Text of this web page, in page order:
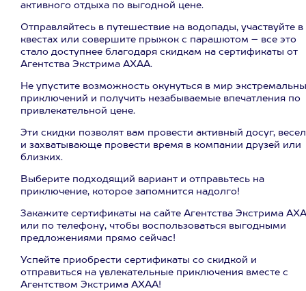
активного отдыха по выгодной цене.
Отправляйтесь в путешествие на водопады, участвуйте в
квестах или совершите прыжок с парашютом – все это
стало доступнее благодаря скидкам на сертификаты от
Агентства Экстрима АХАА.
Не упустите возможность окунуться в мир
приключений и получить незабываемые впечатления по
привлекательной цене.
Эти скидки позволят вам провести активный досуг,
и захватывающе провести время в компании друзей или
близких.
Выберите подходящий вариант и отправьтесь на
приключение, которое запомнится надолго!
Закажите сертификаты на сайте Агентства Экстрима
или по телефону, чтобы воспользоваться выгодными
предложениями прямо сейчас!
Успейте приобрести сертификаты со скидкой и
отправиться на увлекательные приключения вместе с
Агентством Экстрима АХАА!